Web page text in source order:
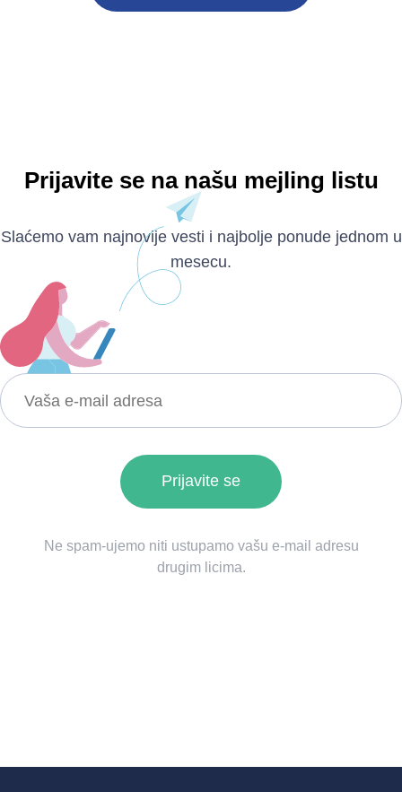
Prijavite se na našu mejling listu
Slaćemo vam najnovije vesti i najbolje ponude jednom u
mesecu.
Ne spam-ujemo niti ustupamo vašu e-mail adresu
drugim licima.